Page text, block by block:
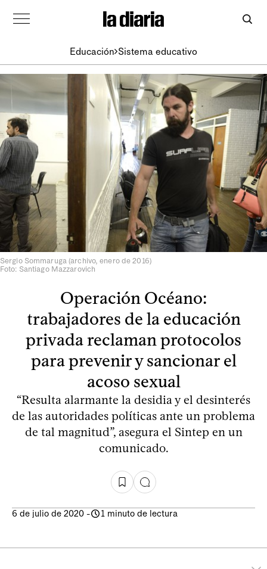
Educación Sistema educativo
Sergio Sommaruga (archivo, enero de 2016)
Foto: Santiago Mazzarovich
Operación Océano:
trabajadores de la educación
privada reclaman protocolos
para prevenir y sancionar el
acoso sexual
“Resulta alarmante la desidia y el desinterés
de las autoridades políticas ante un problema
de tal magnitud”, asegura el Sintep en un
comunicado.
6 de julio de 2020 - 1 minuto de lectura